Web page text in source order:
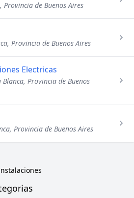
de Buenos Aires
Provincia de Buenos Aires
Electricas
Provincia de Buenos
Provincia de Buenos Aires